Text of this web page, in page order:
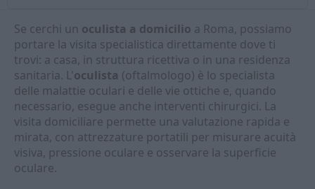
Se cerchi un oculista a domicilio a Roma, possiamo
portare la visita specialistica direttamente dove ti
trovi: a casa, in struttura ricettiva o in una residenza
sanitaria. L'oculista (oftalmologo) è lo specialista
delle malattie oculari e delle vie ottiche e, quando
necessario, esegue anche interventi chirurgici. La
visita domiciliare permette una valutazione rapida e
mirata, con attrezzature portatili per misurare acuità
visiva, pressione oculare e osservare la superficie
oculare.